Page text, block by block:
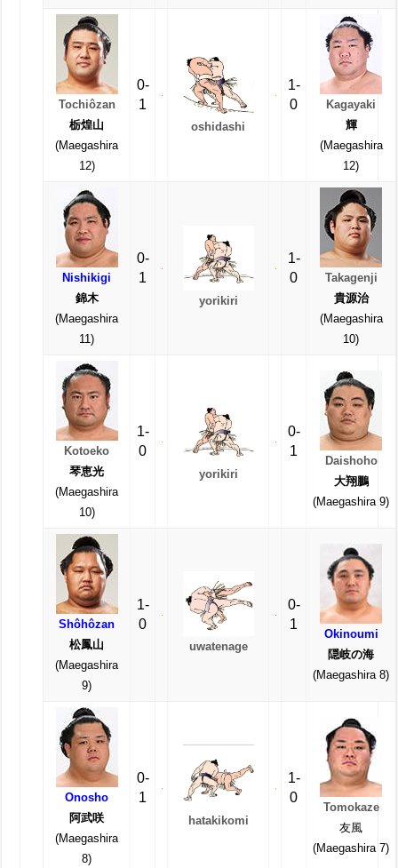
Tochiôzan
栃煌山
(Maegashira
12)
0-
1
oshidashi
1-
0
Kagayaki
輝
(Maegashira
12)
Nishikigi
錦木
(Maegashira
11)
0-
1
yorikiri
1-
0
Takagenji
貴源治
(Maegashira
10)
Kotoeko
琴恵光
(Maegashira
10)
1-
0
yorikiri
0-
1
Daishoho
大翔鵬
(Maegashira 9)
Shôhôzan
松鳳山
(Maegashira
9)
1-
0
uwatenage
0-
1
Okinoumi
隠岐の海
(Maegashira 8)
Onosho
阿武咲
(Maegashira
8)
0-
1
hatakikomi
1-
0
Tomokaze
友風
(Maegashira 7)